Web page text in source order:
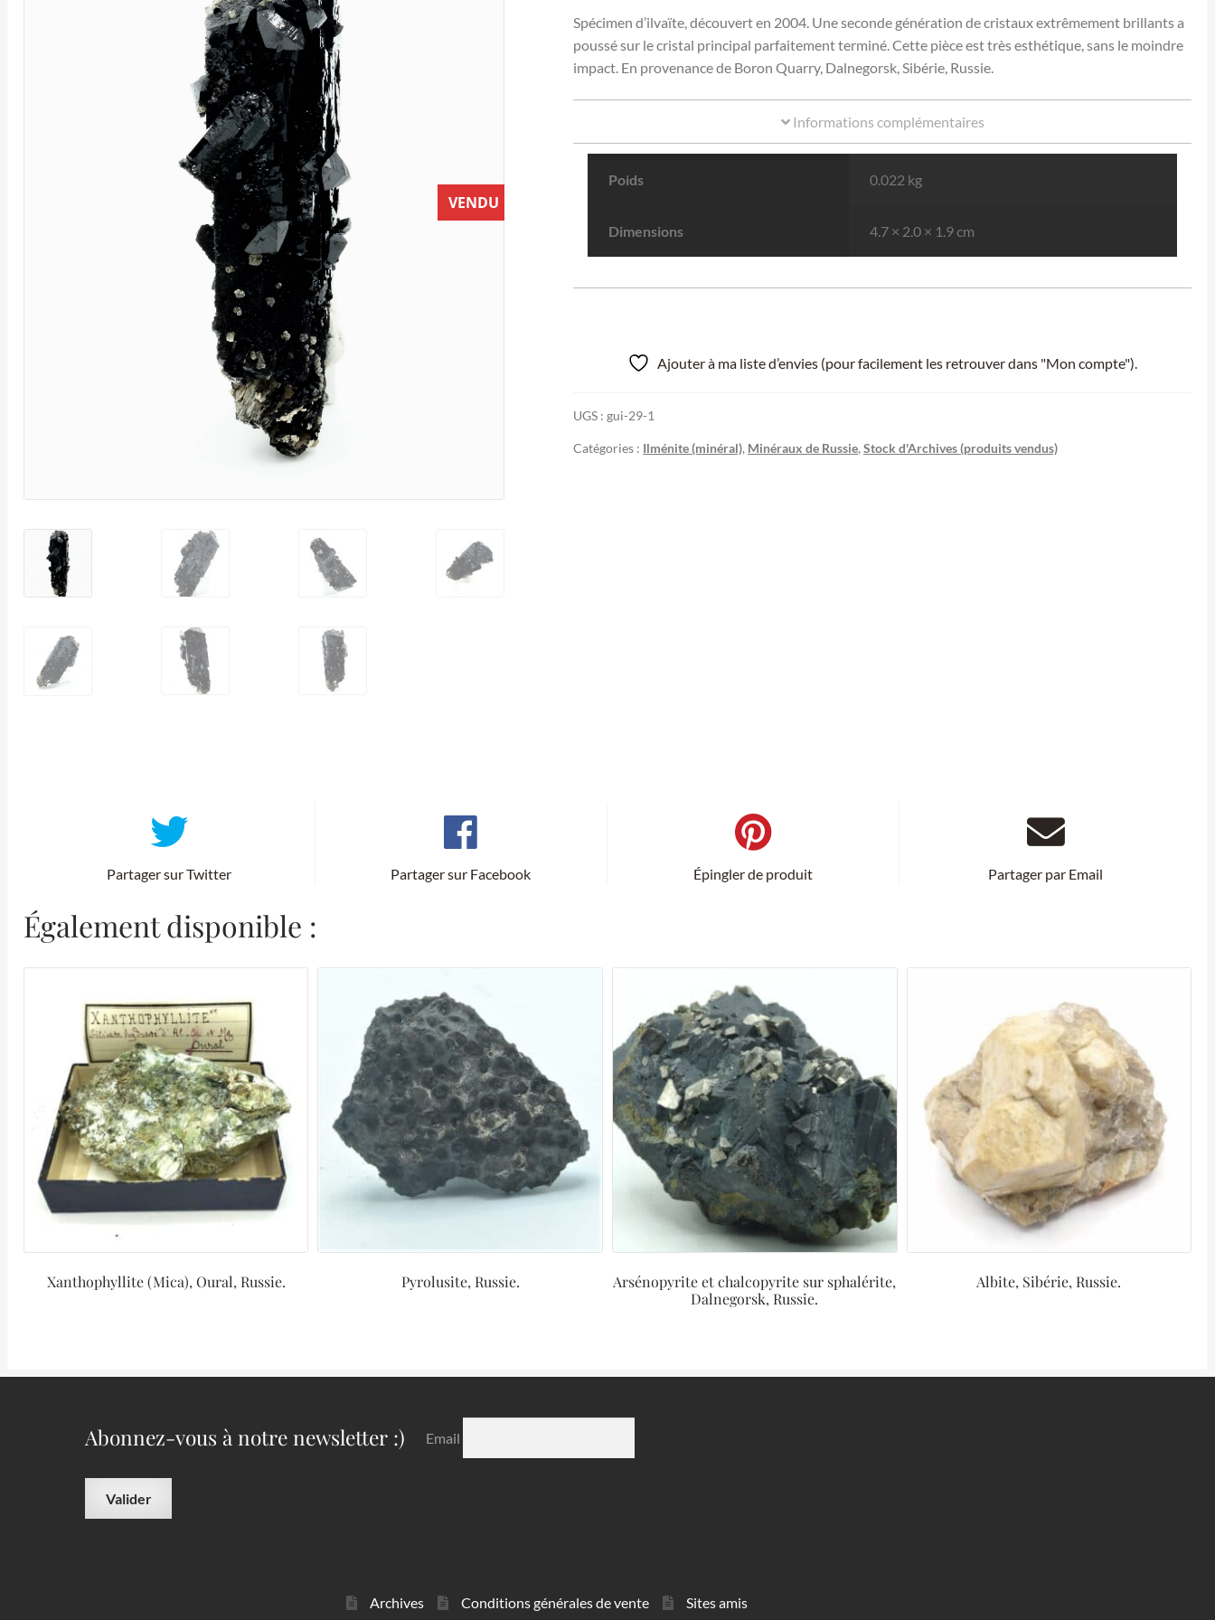
VENDU
Spécimen d’ilvaïte, découvert en 2004. Une seconde génération de cristaux extrêmement brillants a
poussé sur le cristal principal parfaitement terminé. Cette pièce est très esthétique, sans le moindre
impact. En provenance de Boron Quarry, Dalnegorsk, Sibérie, Russie.
Informations complémentaires
Poids 0.022 kg
Dimensions 4.7 × 2.0 × 1.9 cm
Ajouter à ma liste d’envies (pour facilement les retrouver dans "Mon compte").
UGS : gui-29-1
Catégories : Ilménite (minéral), Minéraux de Russie, Stock d'Archives (produits vendus)
Partager sur Twitter Partager sur Facebook Épingler de produit Partager par Email
Également disponible :
Xanthophyllite (Mica), Oural, Russie. Pyrolusite, Russie.
Arsénopyrite et chalcopyrite sur sphalérite,
Dalnegorsk, Russie.
Albite, Sibérie, Russie.
Abonnez-vous à notre newsletter :) Email
Archives Conditions générales de vente Sites amis